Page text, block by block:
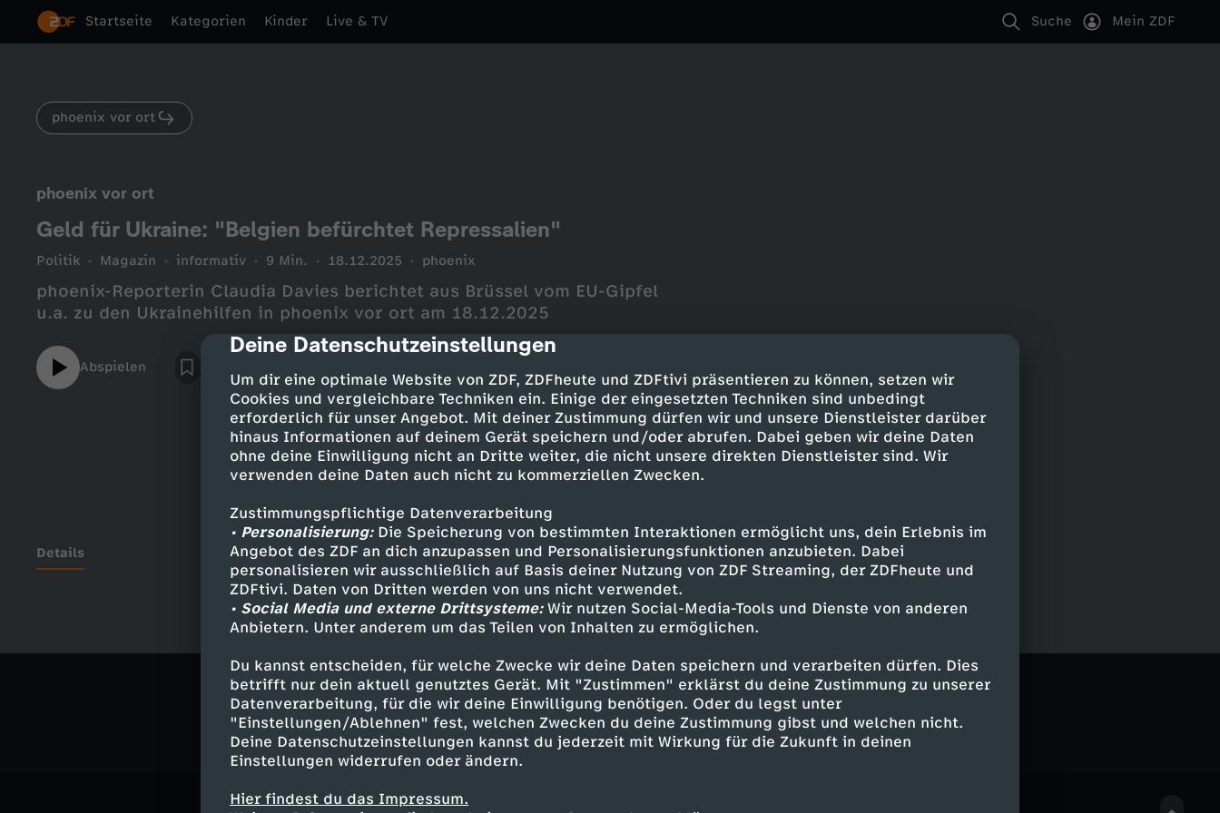
cmp-dialog-description
Deine Datenschutzeinstellungen
Um dir eine optimale Website von ZDF, ZDFheute und ZDFtivi präsentieren zu können, setzen wir
Cookies und vergleichbare Techniken ein. Einige der eingesetzten Techniken sind unbedingt
erforderlich für unser Angebot. Mit deiner Zustimmung dürfen wir und unsere Dienstleister darüber
hinaus Informationen auf deinem Gerät speichern und/oder abrufen. Dabei geben wir deine Daten
ohne deine Einwilligung nicht an Dritte weiter, die nicht unsere direkten Dienstleister sind. Wir
verwenden deine Daten auch nicht zu kommerziellen Zwecken.
Zustimmungspflichtige Datenverarbeitung
• Personalisierung:Die Speicherung von bestimmten Interaktionen ermöglicht uns, dein Erlebnis im
Angebot des ZDF an dich anzupassen und Personalisierungsfunktionen anzubieten. Dabei
personalisieren wir ausschließlich auf Basis deiner Nutzung von ZDF Streaming, der ZDFheute und
ZDFtivi. Daten von Dritten werden von uns nicht verwendet.
• Social Media und externe Drittsysteme:Wir nutzen Social-Media-Tools und Dienste von anderen
Anbietern. Unter anderem um das Teilen von Inhalten zu ermöglichen.
Du kannst entscheiden, für welche Zwecke wir deine Daten speichern und verarbeiten dürfen. Dies
betrifft nur dein aktuell genutztes Gerät. Mit "Zustimmen" erklärst du deine Zustimmung zu unserer
Datenverarbeitung, für die wir deine Einwilligung benötigen. Oder du legst unter
"Einstellungen/Ablehnen" fest, welchen Zwecken du deine Zustimmung gibst und welchen nicht.
Deine Datenschutzeinstellungen kannst du jederzeit mit Wirkung für die Zukunft in deinen
Einstellungen widerrufen oder ändern.
Hier findest du das Impressum.
Startseite Kategorien Kinder Live & TV Suche Mein ZDF
phoenix vor ort
phoenix vor ort
Geld für Ukraine: "Belgien befürchtet Repressalien"
Politik Magazin informativ 9 Min. 18.12.2025 phoenix
phoenix-Reporterin Claudia Davies berichtet aus Brüssel vom EU-Gipfel
u.a. zu den Ukrainehilfen in phoenix vor ort am 18.12.2025
Abspielen
Details
Ähnliche Inhalte entdecken
Politik Magazin informativ phoenix vor ort